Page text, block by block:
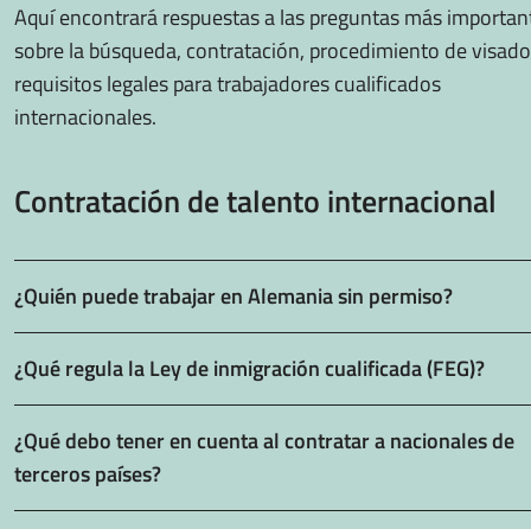
Aquí encontrará respuestas a las preguntas más
sobre la búsqueda, contratación, procedimiento de
requisitos legales para trabajadores cualificados
internacionales.
Contratación de talento internacional
¿Quién puede trabajar en Alemania sin permiso?
¿Qué regula la Ley de inmigración cualificada (FEG)?
¿Qué debo tener en cuenta al contratar a nacionales de
terceros países?